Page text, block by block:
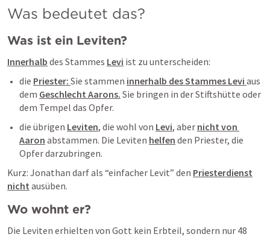
Was bedeutet das?
Was ist ein Leviten?
Innerhalb des Stammes Levi ist zu unterscheiden:
die Priester: Sie stammen innerhalb des Stammes Levi aus
dem Geschlecht Aarons. Sie bringen in der Stiftshütte oder
dem Tempel das Opfer.
die übrigen Leviten, die wohl von Levi, aber nicht von
Aaron abstammen. Die Leviten helfen den Priester, die
Opfer darzubringen.
Kurz: Jonathan darf als “einfacher Levit” den Priesterdienst
nicht ausüben.
Wo wohnt er?
Die Leviten erhielten von Gott kein Erbteil, sondern nur 48